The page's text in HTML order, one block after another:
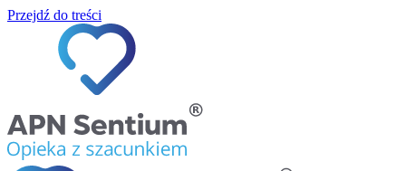
Przejdź do treści